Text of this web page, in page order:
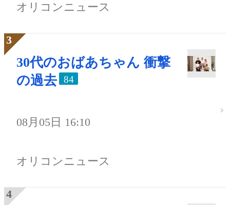
オリコンニュース
30代のおばあちゃん 衝撃
の過去
84
08月05日 16:10
オリコンニュース